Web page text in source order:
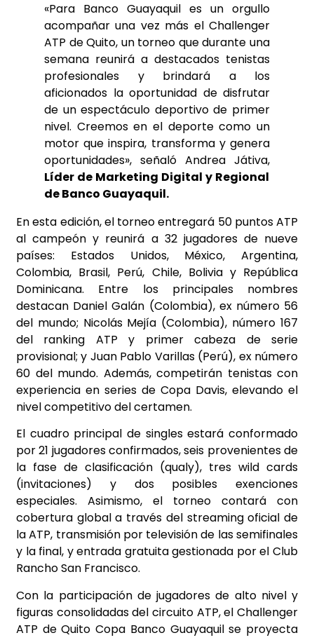
«Para Banco Guayaquil es un orgullo
acompañar una vez más el Challenger
ATP de Quito, un torneo que durante una
semana reunirá a destacados tenistas
profesionales y brindará a los
aficionados la oportunidad de disfrutar
de un espectáculo deportivo de primer
nivel. Creemos en el deporte como un
motor que inspira, transforma y genera
oportunidades», señaló Andrea Játiva,
Líder de Marketing Digital y Regional
de Banco Guayaquil.
En esta edición, el torneo entregará 50 puntos ATP
al campeón y reunirá a 32 jugadores de nueve
países: Estados Unidos, México, Argentina,
Colombia, Brasil, Perú, Chile, Bolivia y República
Dominicana. Entre los principales nombres
destacan Daniel Galán (Colombia), ex número 56
del mundo; Nicolás Mejía (Colombia), número 167
del ranking ATP y primer cabeza de serie
provisional; y Juan Pablo Varillas (Perú), ex número
60 del mundo. Además, competirán tenistas con
experiencia en series de Copa Davis, elevando el
nivel competitivo del certamen.
El cuadro principal de singles estará conformado
por 21 jugadores confirmados, seis provenientes de
la fase de clasificación (qualy), tres wild cards
(invitaciones) y dos posibles exenciones
especiales. Asimismo, el torneo contará con
cobertura global a través del streaming oficial de
la ATP, transmisión por televisión de las semifinales
y la final, y entrada gratuita gestionada por el Club
Rancho San Francisco.
Con la participación de jugadores de alto nivel y
figuras consolidadas del circuito ATP, el Challenger
ATP de Quito Copa Banco Guayaquil se proyecta